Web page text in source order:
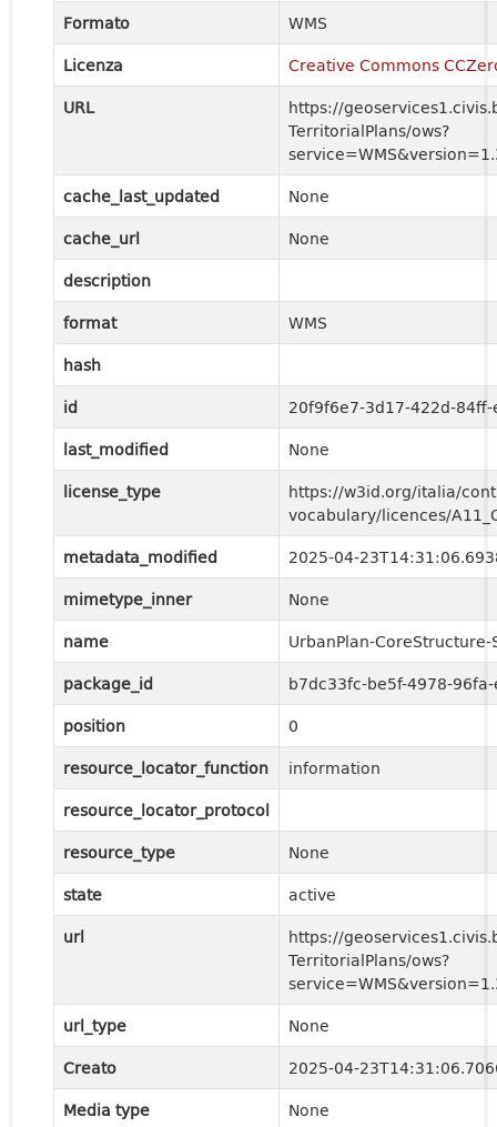
Formato
WMS
Licenza
Creative Commons
URL
https://
TerritorialPlans/ows?
cache_last_updated
None
cache_url
None
description
format
WMS
hash
id
20f9f6e7-3d17-422d-
last_modified
None
license_type
https://w3id.org/italia/
vocabulary/licences/
metadata_modified
2025-04-
mimetype_inner
None
name
UrbanPlan-
package_id
b7dc33fc-be5f-4978-
position
0
resource_locator_function
information
resource_locator_protocol
resource_type
None
state
active
url
https://
TerritorialPlans/ows?
url_type
None
Creato
2025-04-
Media type
None